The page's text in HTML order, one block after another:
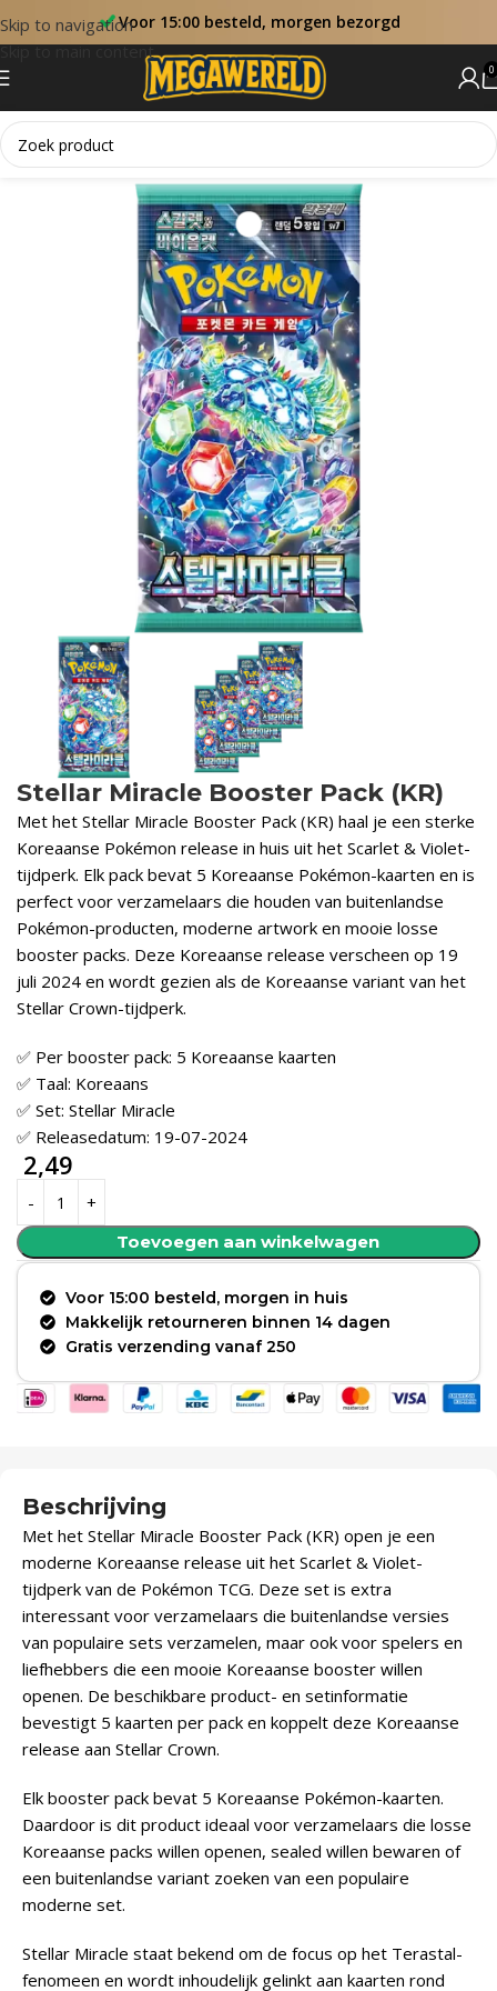
Skip to navigation
Skip to main content
Voor 15:00 besteld, morgen bezorgd
0
Home Booster Packs
Stellar Miracle Booster Pack (KR)
Met het Stellar Miracle Booster Pack (KR) haal je een sterke
Koreaanse Pokémon release in huis uit het Scarlet & Violet-
tijdperk. Elk pack bevat 5 Koreaanse Pokémon-kaarten en is
perfect voor verzamelaars die houden van buitenlandse
Pokémon-producten, moderne artwork en mooie losse
booster packs. Deze Koreaanse release verscheen op 19
juli 2024 en wordt gezien als de Koreaanse variant van het
Stellar Crown-tijdperk.
✅ Per booster pack: 5 Koreaanse kaarten
✅ Taal: Koreaans
✅ Set: Stellar Miracle
✅ Releasedatum: 19-07-2024
2,49
Toevoegen aan winkelwagen
Voor 15:00 besteld, morgen in huis
Makkelijk retourneren binnen 14 dagen
Gratis verzending vanaf 250
Beschrijving
Met het Stellar Miracle Booster Pack (KR) open je een
moderne Koreaanse release uit het Scarlet & Violet-
tijdperk van de Pokémon TCG. Deze set is extra
interessant voor verzamelaars die buitenlandse versies
van populaire sets verzamelen, maar ook voor spelers en
liefhebbers die een mooie Koreaanse booster willen
openen. De beschikbare product- en setinformatie
bevestigt 5 kaarten per pack en koppelt deze Koreaanse
release aan Stellar Crown.
Elk booster pack bevat 5 Koreaanse Pokémon-kaarten.
Daardoor is dit product ideaal voor verzamelaars die losse
Koreaanse packs willen openen, sealed willen bewaren of
een buitenlandse variant zoeken van een populaire
moderne set.
Stellar Miracle staat bekend om de focus op het Terastal-
fenomeen en wordt inhoudelijk gelinkt aan kaarten rond